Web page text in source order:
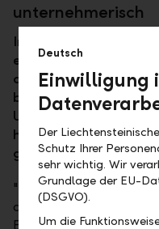
unternehmerisch
In dynamischen
einen Bankpartner,
diese mitträgt. "Ich
begegnen wir als LLB
Unternehmen mit
how und dem Blick
gestalten wir die
"Ich will eine Bank" ist
den Wandel, sondern
Business. Als
Deutsch
Einwilligung
Der
Schutz Ihrer
sehr wichtig. Wir
Grundlage der EU-
(DSGVO).
Um die